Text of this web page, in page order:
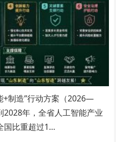
+制造”行动方案（2026—
年，全省人工智能产业
国比重超过1…